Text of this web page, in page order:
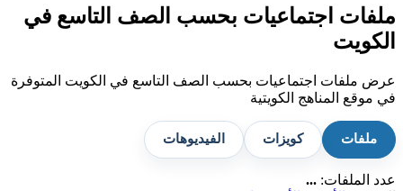
ملفات اجتماعيات بحسب الصف التاسع في
الكويت
عرض ملفات اجتماعيات بحسب الصف التاسع في الكويت المتوفرة
في موقع المناهج الكويتية
ملفات كويزات الفيديوهات
عدد الملفات: ...